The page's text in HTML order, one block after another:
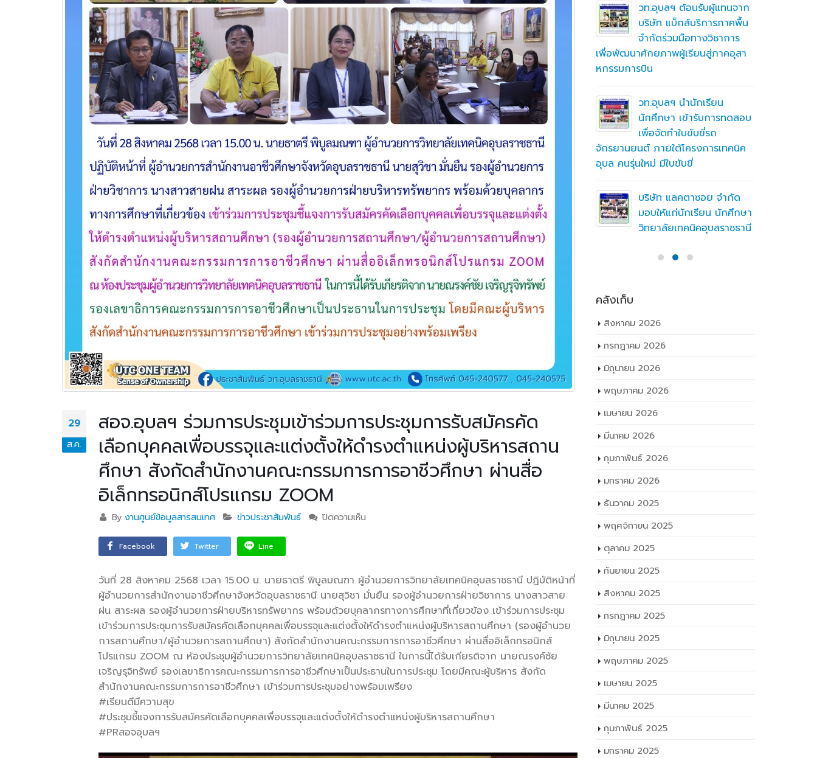
29
ส.ค.
สอจ.อุบลฯ ร่วมการประชุมเข้าร่วมการประชุมการรับสมัครคัด
เลือกบุคคลเพื่อบรรจุและแต่งตั้งให้ดำรงตำแหน่งผู้บริหารสถาน
ศึกษา สังกัดสำนักงานคณะกรรมการการอาชีวศึกษา ผ่านสื่อ
อิเล็กทรอนิกส์โปรแกรม ZOOM
Byงานศูนย์ข้อมูลสารสนเทศ ข่าวประชาสัมพันธ์ ปิดความเห็น
Facebook Twitter Line
วันที่ 28 สิงหาคม 2568 เวลา 15.00 น. นายธาตรี พิบูลมณฑา ผู้อำนวยการวิทยาลัยเทคนิคอุบลราชธานี ปฏิบัติหน้าที่
ผู้อำนวยการสำนักงานอาชีวศึกษาจังหวัดอุบลราชธานี นายสุวิชา มั่นยืน รองผู้อำนวยการฝ่ายวิชาการ นางสาวสาย
ฝน สาระผล รองผู้อำนวยการฝ่ายบริหารทรัพยากร พร้อมด้วยบุคลากรทางการศึกษาที่เกี่ยวข้อง เข้าร่วมการประชุม
เข้าร่วมการประชุมการรับสมัครคัดเลือกบุคคลเพื่อบรรจุและแต่งตั้งให้ดำรงตำแหน่งผู้บริหารสถานศึกษา (รองผู้อำนวย
การสถานศึกษา/ผู้อำนวยการสถานศึกษา) สังกัดสำนักงานคณะกรรมการการอาชีวศึกษา ผ่านสื่ออิเล็กทรอนิกส์
โปรแกรม ZOOM ณ ห้องประชุมผู้อำนวยการวิทยาลัยเทคนิคอุบลราชธานี ในการนี้ได้รับเกียรติจาก นายณรงค์ชัย
เจริญรุจิทรัพย์ รองเลขาธิการคณะกรรมการการอาชีวศึกษาเป็นประธานในการประชุม โดยมีคณะผู้บริหาร สังกัด
สำนักงานคณะกรรมการการอาชีวศึกษา เข้าร่วมการประชุมอย่างพร้อมเพรียง
#เรียนดีมีความสุข
#ประชุมชี้แจงการรับสมัครคัดเลือกบุคคลเพื่อบรรจุและแต่งตั้งให้ดำรงตำแหน่งผู้บริหารสถานศึกษา
#PRสอจอุบลฯ
วท.อุบลฯ ต้อนรับผู้แทนจาก
บริษัท แบ็กส์บริการภาคพื้น
จำกัดร่วมมือทางวิชาการ
เพื่อพัฒนาศักยภาพผู้เรียนสู่ภาคอุสา
หกรรมการบิน
วท.อุบลฯ นำนักเรียน
นักศึกษา เข้ารับการทดสอบ
เพื่อจัดทำใบขับขี่รถ
จักรยานยนต์ ภายใต้โครงการเทคนิค
อุบล คนรุ่นใหม่ มีใบขับขี่
บริษัท แลคตาซอย จำกัด
มอบให้แก่นักเรียน นักศึกษา
วิทยาลัยเทคนิคอุบลราชธานี
วท.อุบลฯ ต้อนรับคณะ
กรรมการติดตามการ
ติดตามการดำเนินงานของ
สถานศึกษาในการขับเคลื่อนการจัดการ
อาชีวศึกษา ปีงบประมาณ พ.ศ. 2569
ประกาศวิทยาลัยเทคนิ
อุบลราชธานี การรับบุคคลเข้าศึกษาต่อ
ปีการศึกษา 2563 ประเภทโควตา
วท.อุบลฯ จัดประชุมเพื่อสร้าง
ความเข้าใจ เกี่ยวกับคู่มือ
Maintenance Training
Organisation Exposition (MTOE)
วท.อุบลฯ ลงนามบันทึกความ
เข้าใจร่วมมือ (MOU) ร่วมกับ
บริษัท ทีเจซี คอร์ปอเรชั่น
จำกัด เพื่อการเรียนการสอน
อาชีวศึกษา
วท.อุบลฯ ต้อนรับผู้แทนจาก
บริษัท แบ็กส์บริการภาคพื้น
จำกัดร่วมมือทางวิชาการ
เพื่อพัฒนาศักยภาพผู้เรียนสู่ภาคอุสา
หกรรมการบิน
วท.อุบลฯ นำนักเรียน
นักศึกษา เข้ารับการทดสอบ
เพื่อจัดทำใบขับขี่รถ
จักรยานยนต์ ภายใต้โครงการเทคนิค
อุบล คนรุ่นใหม่ มีใบขับขี่
บริษัท แลคตาซอย จำกัด
มอบให้แก่นักเรียน นักศึกษา
วิทยาลัยเทคนิคอุบลราชธานี
คลังเก็บ
สิงหาคม 2026
กรกฎาคม 2026
มิถุนายน 2026
พฤษภาคม 2026
เมษายน 2026
มีนาคม 2026
กุมภาพันธ์ 2026
มกราคม 2026
ธันวาคม 2025
พฤศจิกายน 2025
ตุลาคม 2025
กันยายน 2025
สิงหาคม 2025
กรกฎาคม 2025
มิถุนายน 2025
พฤษภาคม 2025
เมษายน 2025
มีนาคม 2025
กุมภาพันธ์ 2025
มกราคม 2025